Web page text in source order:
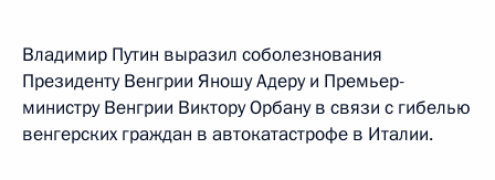
Владимир Путин выразил соболезнования
Президенту Венгрии Яношу Адеру и Премьер-
министру Венгрии Виктору Орбану в связи с гибелью
венгерских граждан в автокатастрофе в Италии.